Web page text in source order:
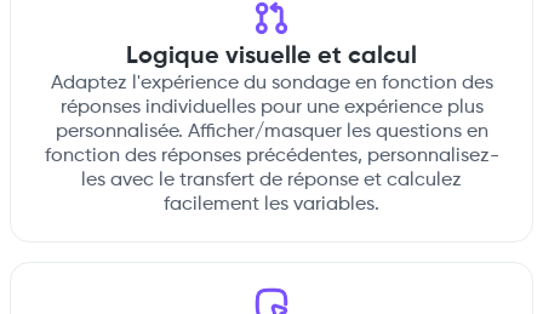
Logique visuelle et calcul
Adaptez l'expérience du sondage en fonction des
réponses individuelles pour une expérience plus
personnalisée. Afficher/masquer les questions en
fonction des réponses précédentes, personnalisez-
les avec le transfert de réponse et calculez
facilement les variables.